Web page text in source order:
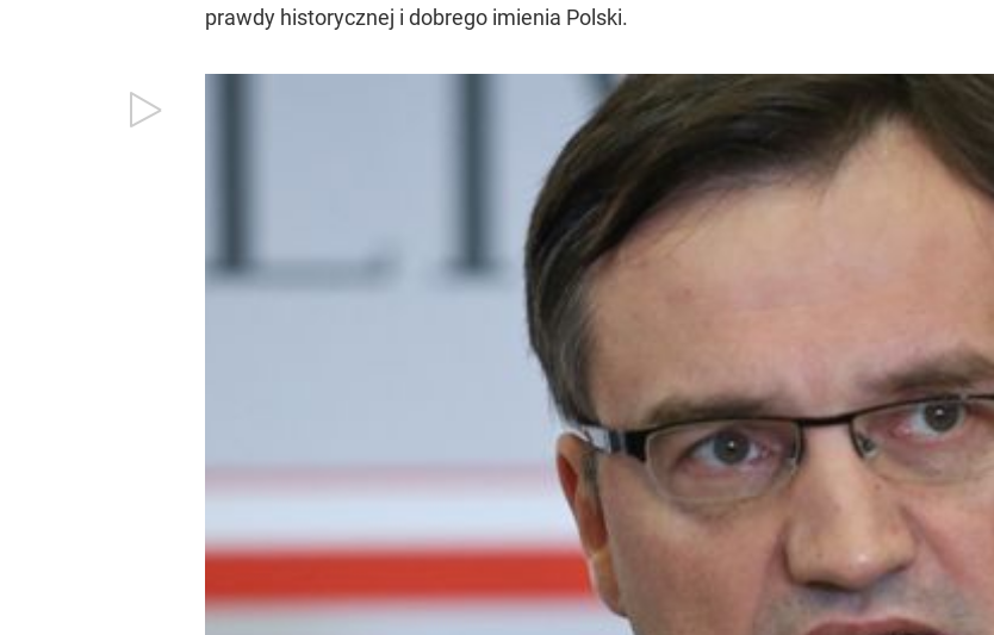
prawdy historycznej i dobrego imienia Polski.